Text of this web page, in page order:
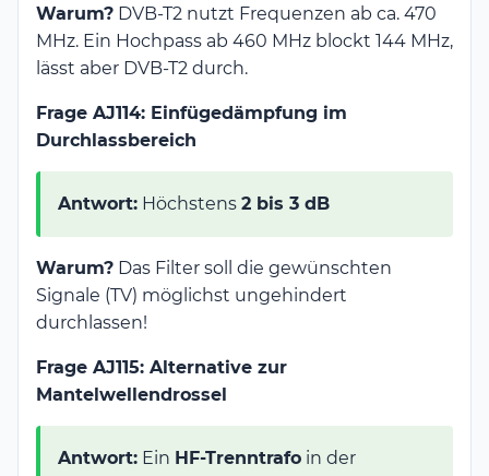
Warum? DVB-T2 nutzt Frequenzen ab ca. 470
MHz. Ein Hochpass ab 460 MHz blockt 144 MHz,
lässt aber DVB-T2 durch.
Frage AJ114: Einfügedämpfung im
Durchlassbereich
Antwort: Höchstens 2 bis 3 dB
Warum? Das Filter soll die gewünschten
Signale (TV) möglichst ungehindert
durchlassen!
Frage AJ115: Alternative zur
Mantelwellendrossel
Antwort: Ein HF-Trenntrafo in der